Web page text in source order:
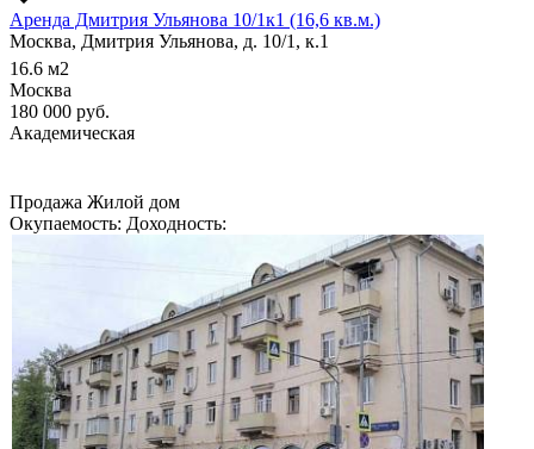
Аренда Дмитрия Ульянова 10/1к1 (16,6 кв.м.)
Москва, Дмитрия Ульянова, д. 10/1, к.1
16.6 м2
Москва
180 000 руб.
Академическая
Продажа Жилой дом
Окупаемость: Доходность: